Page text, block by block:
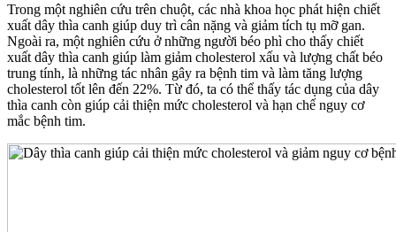
Trong một nghiên cứu trên chuột, các nhà khoa học phát hiện chiết
xuất dây thìa canh giúp duy trì cân nặng và giảm tích tụ mỡ gan.
Ngoài ra, một nghiên cứu ở những người béo phì cho thấy chiết
xuất dây thìa canh giúp làm giảm cholesterol xấu và lượng chất béo
trung tính, là những tác nhân gây ra bệnh tim và làm tăng lượng
cholesterol tốt lên đến 22%. Từ đó, ta có thể thấy tác dụng của dây
thìa canh còn giúp cải thiện mức cholesterol và hạn chế nguy cơ
mắc bệnh tim.